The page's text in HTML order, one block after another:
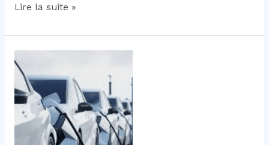
Installer
borne
de
recharge
domicile
en
2026
Lire la suite »